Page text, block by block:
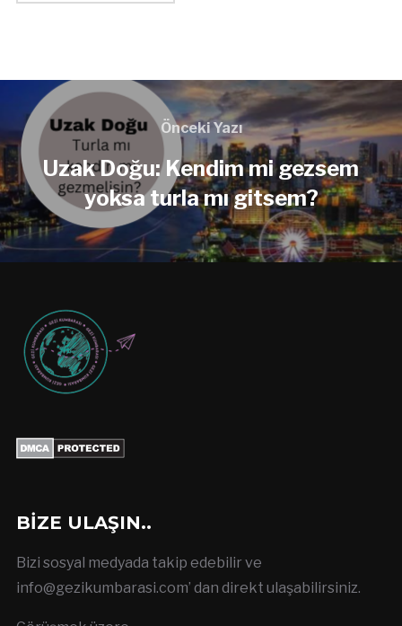
Önceki Yazı
Uzak Doğu: Kendim mi gezsem
yoksa turla mı gitsem?
BIZE ULAŞIN..
Bizi sosyal medyada takip edebilir ve
info@gezikumbarasi.com’ dan direkt ulaşabilirsiniz.